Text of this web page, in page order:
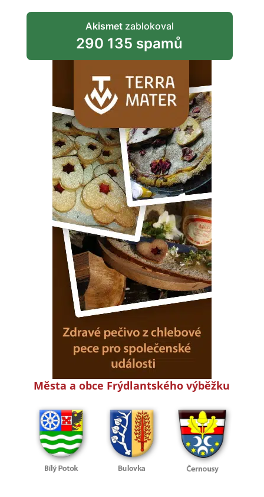
Akismetzablokoval
290 135 spamů
Města a obce Frýdlantského výběžku